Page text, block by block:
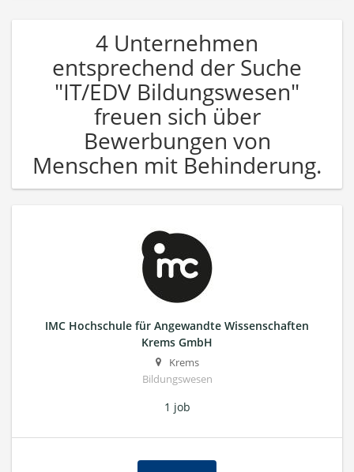
4 Unternehmen
entsprechend der Suche
"IT/EDV Bildungswesen"
freuen sich über
Bewerbungen von
Menschen mit Behinderung.
IMC Hochschule für Angewandte Wissenschaften
Krems GmbH
Krems
Bildungswesen
1 job